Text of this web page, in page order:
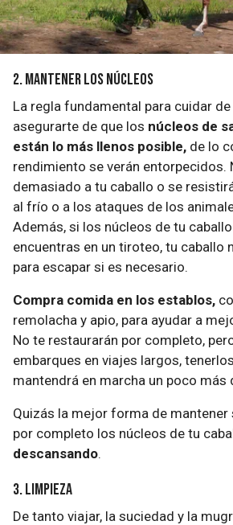
2. Mantener los núcleos
La regla fundamental para cuidar
asegurarte de que los núcleos de
están lo más llenos posible, de lo
rendimiento se verán entorpecidos.
demasiado a tu caballo o se
al frío o a los ataques de los
Además, si los núcleos de tu
encuentras en un tiroteo, tu caballo
para escapar si es necesario.
Compra comida en los establos,
remolacha y apio, para ayudar a
No te restaurarán por completo,
embarques en viajes largos,
mantendrá en marcha un poco más
Quizás la mejor forma de mantener
por completo los núcleos de tu
descansando.
3. Limpieza
De tanto viajar, la suciedad y la